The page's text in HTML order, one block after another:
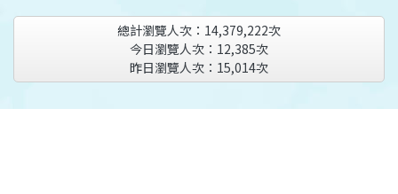
總計瀏覽人次： 14,379,222次
今日瀏覽人次： 12,385次
昨日瀏覽人次： 15,014次